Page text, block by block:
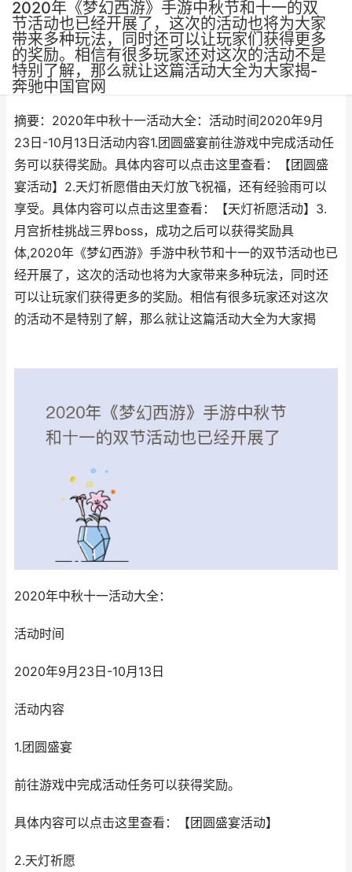
2020年《梦幻西游》手游中秋节和十一的双
节活动也已经开展了，这次的活动也将为大家
带来多种玩法，同时还可以让玩家们获得更多
的奖励。相信有很多玩家还对这次的活动不是
特别了解，那么就让这篇活动大全为大家揭-
奔驰中国官网
作者： 网三 • 更新时间：2025-06-23
摘要：2020年中秋十一活动大全：活动时间2020年9月
23日-10月13日活动内容1.团圆盛宴前往游戏中完成活动任
务可以获得奖励。具体内容可以点击这里查看：【团圆盛
宴活动】2.天灯祈愿借由天灯放飞祝福，还有经验雨可以
享受。具体内容可以点击这里查看：【天灯祈愿活动】3.
月宫折桂挑战三界boss，成功之后可以获得奖励具
体,2020年《梦幻西游》手游中秋节和十一的双节活动也已
经开展了，这次的活动也将为大家带来多种玩法，同时还
可以让玩家们获得更多的奖励。相信有很多玩家还对这次
的活动不是特别了解，那么就让这篇活动大全为大家揭
2020年中秋十一活动大全：
活动时间
2020年9月23日-10月13日
活动内容
1.团圆盛宴
前往游戏中完成活动任务可以获得奖励。
具体内容可以点击这里查看：【团圆盛宴活动】
2.天灯祈愿